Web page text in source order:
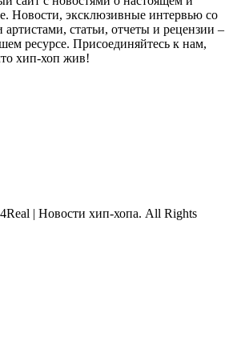
Новости, эксклюзивные интервью со
статьи, отчеты и рецензии –
ресурсе. Присоединяйтесь к нам,
хип-хоп жив!
| Новости хип-хопа. All Rights